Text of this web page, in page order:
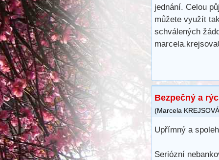
jednání. Celou
můžete využít
schválených
Bezpečný a
(Marcela KREJSOVÁ
Upřímný a
Seriózní